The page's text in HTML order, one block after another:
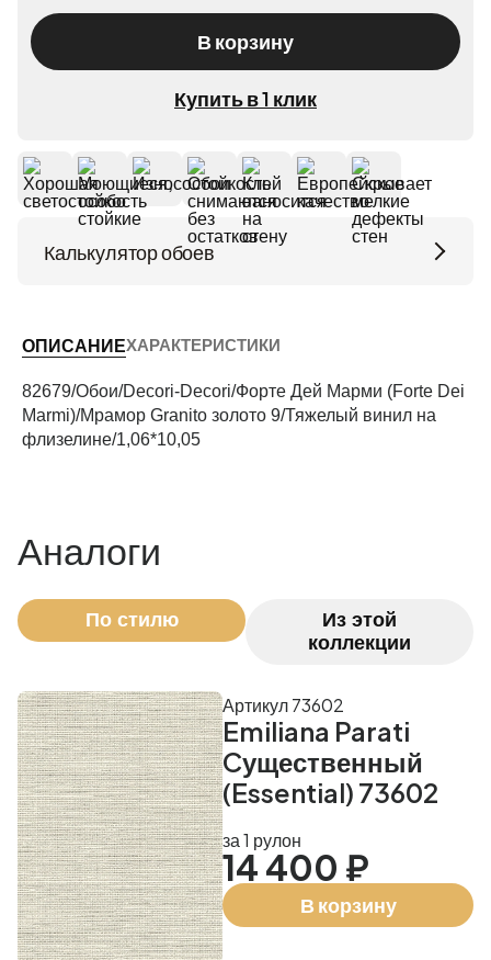
В корзину
Купить в 1 клик
Калькулятор обоев
Периметр комнаты (м)
ОПИСАНИЕХАРАКТЕРИСТИКИ
82679/Обои/Decori-Decori/Форте Дей Марми (Forte Dei
Marmi)/Мрамор Granito золото 9/Тяжелый винил на
флизелине/1,06*10,05
Аналоги
По стилю
Из этой
коллекции
Emiliana Parati
Cущественный
(Essential) 73602
Артикул 73602
за 1 рулон
14 400 ₽
В корзину